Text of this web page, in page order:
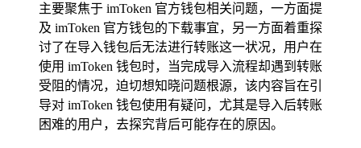
主要聚焦于 imToken 官方钱包相关问题，一方面提
及 imToken 官方钱包的下载事宜，另一方面着重探
讨了在导入钱包后无法进行转账这一状况，用户在
使用 imToken 钱包时，当完成导入流程却遇到转账
受阻的情况，迫切想知晓问题根源，该内容旨在引
导对 imToken 钱包使用有疑问，尤其是导入后转账
困难的用户，去探究背后可能存在的原因。